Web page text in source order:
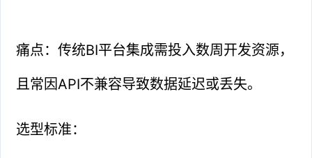
痛点：传统BI平台集成需投入数周开发资源，
且常因API不兼容导致数据延迟或丢失。
选型标准：